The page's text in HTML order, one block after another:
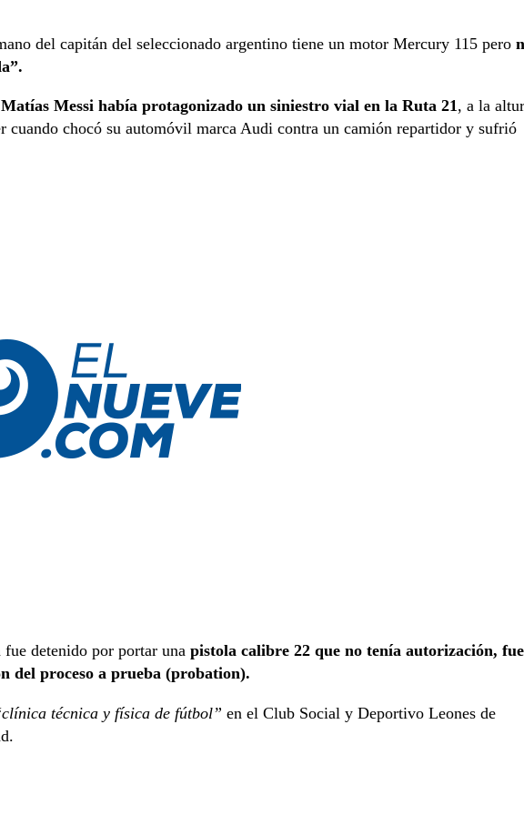
del capitán del seleccionado argentino tiene un motor Mercury 115 pero
Matías Messi había protagonizado un siniestro vial en la Ruta 21, a la
cuando chocó su automóvil marca Audi contra un camión repartidor y sufrió
detenido por portar una pistola calibre 22 que no tenía autorización, fue
del proceso a prueba (probation).
clínica técnica y física de fútbol” en el Club Social y Deportivo Leones de